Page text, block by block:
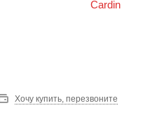
Хочу купить, перезвоните